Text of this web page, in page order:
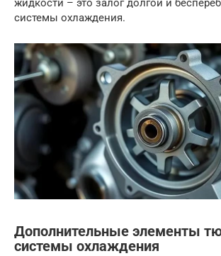
жидкости – это залог долгой и
системы охлаждения.
Дополнительные элементы
системы охлаждения